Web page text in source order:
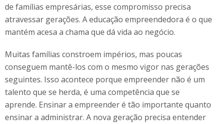
de famílias empresárias, esse compromisso precisa
atravessar gerações. A educação empreendedora é o que
mantém acesa a chama que dá vida ao negócio.
Muitas famílias constroem impérios, mas poucas
conseguem mantê-los com o mesmo vigor nas gerações
seguintes. Isso acontece porque empreender não é um
talento que se herda, é uma competência que se
aprende. Ensinar a empreender é tão importante quanto
ensinar a administrar. A nova geração precisa entender